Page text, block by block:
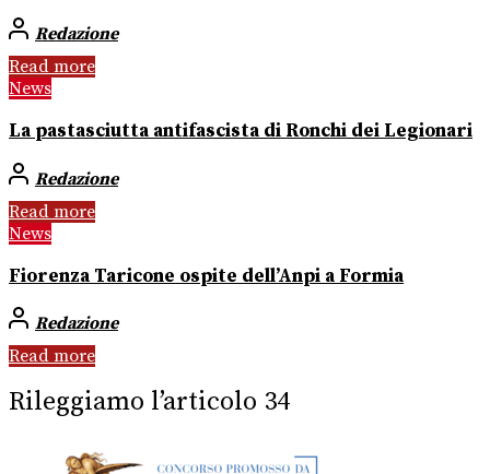
Redazione
Read more
News
La pastasciutta antifascista di Ronchi dei Legionari
Redazione
Read more
News
Fiorenza Taricone ospite dell’Anpi a Formia
Redazione
Read more
Rileggiamo l’articolo 34